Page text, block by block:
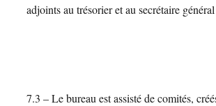
adjoints au trésorier et au secrétaire
7.3 – Le bureau est assisté de comités,